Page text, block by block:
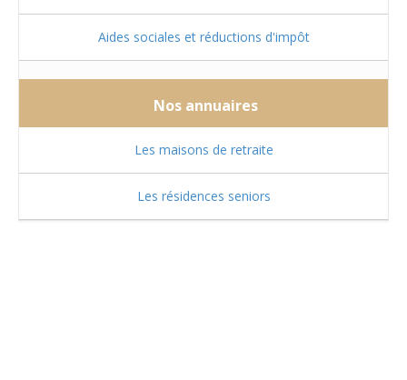
Aides sociales et réductions d'impôt
Nos annuaires
Les maisons de retraite
Les résidences seniors